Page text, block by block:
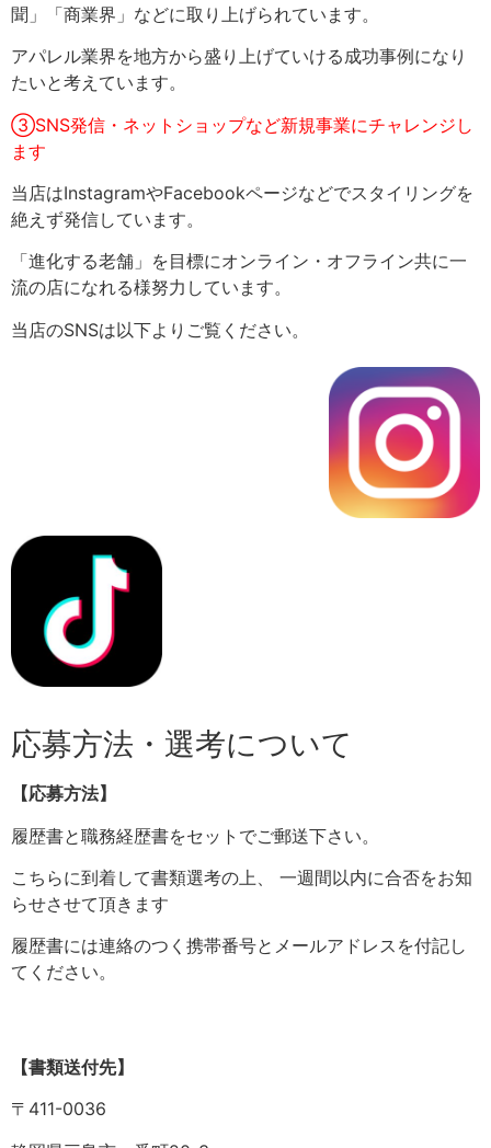
聞」「商業界」などに取り上げられています。
アパレル業界を地方から盛り上げていける成功事例になり
たいと考えています。
③SNS発信・ネットショップなど新規事業にチャレンジし
ます
当店はInstagramやFacebookページなどでスタイリングを
絶えず発信しています。
「進化する老舗」を目標にオンライン・オフライン共に一
流の店になれる様努力しています。
当店のSNSは以下よりご覧ください。
応募方法・選考について
【応募方法】
履歴書と職務経歴書をセットでご郵送下さい。
こちらに到着して書類選考の上、 一週間以内に合否をお知
らせさせて頂きます
履歴書には連絡のつく携帯番号とメールアドレスを付記し
てください。
【書類送付先】
〒411-0036